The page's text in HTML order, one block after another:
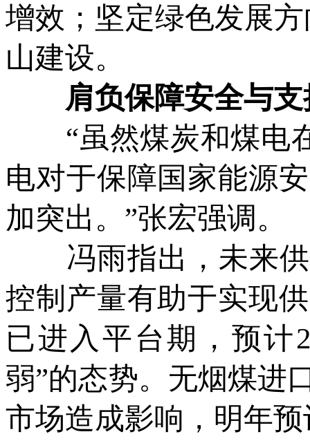
增效；坚定绿色发展
山建设。
肩负保障安全与支
“虽然煤炭和煤电在
电对于保障国家能源
加突出。”张宏强调。
冯雨指出，未来供
控制产量有助于实现
已进入平台期，预计
弱”的态势。无烟煤进
市场造成影响，明年